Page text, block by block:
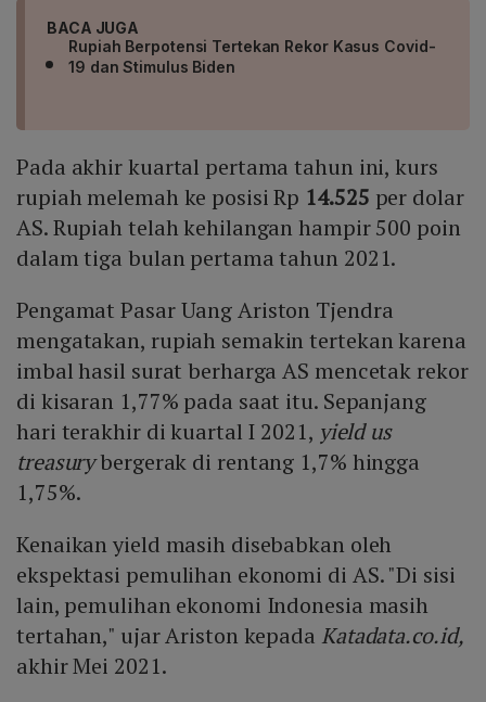
BACA JUGA
Rupiah Berpotensi Tertekan Rekor Kasus Covid-
19 dan Stimulus Biden
Pada akhir kuartal pertama tahun ini, kurs
rupiah melemah ke posisi Rp 14.525 per dolar
AS. Rupiah telah kehilangan hampir 500 poin
dalam tiga bulan pertama tahun 2021.
Pengamat Pasar Uang Ariston Tjendra
mengatakan, rupiah semakin tertekan karena
imbal hasil surat berharga AS mencetak rekor
di kisaran 1,77% pada saat itu. Sepanjang
hari terakhir di kuartal I 2021, yield us
treasurybergerak di rentang 1,7% hingga
1,75%.
Kenaikan yield masih disebabkan oleh
ekspektasi pemulihan ekonomi di AS. "Di sisi
lain, pemulihan ekonomi Indonesia masih
tertahan," ujar Ariston kepada Katadata.co.id,
akhir Mei 2021.